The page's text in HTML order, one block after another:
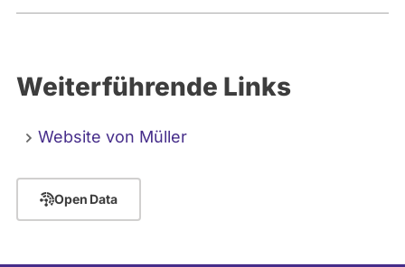
Weiterführende Links
Website von Müller
Open Data